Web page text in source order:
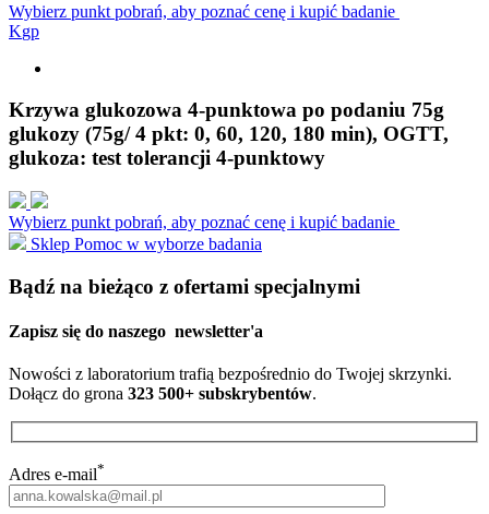
Wybierz punkt pobrań, aby poznać cenę i kupić badanie
Kgp
Krzywa glukozowa 4-punktowa po podaniu 75g
glukozy (75g/ 4 pkt: 0, 60, 120, 180 min), OGTT,
glukoza: test tolerancji 4-punktowy
Wybierz punkt pobrań, aby poznać cenę i kupić badanie
Sklep Pomoc w wyborze badania
Bądź na bieżąco z ofertami specjalnymi
Zapisz się do naszego newsletter'a
Nowości z laboratorium trafią bezpośrednio do Twojej skrzynki.
Dołącz do grona 323 500+ subskrybentów.
Adres e-mail*